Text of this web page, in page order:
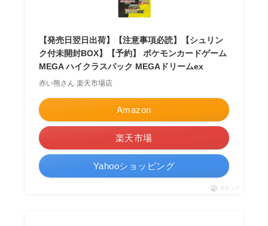
【発売日翌日出荷】【注意事項必読】【シュリン
ク付未開封BOX】【予約】 ポケモンカードゲーム
MEGA ハイクラスパック MEGAドリームex
赤い熊さん 楽天市場店
Amazon
楽天市場
Yahooショッピング
ポチップ